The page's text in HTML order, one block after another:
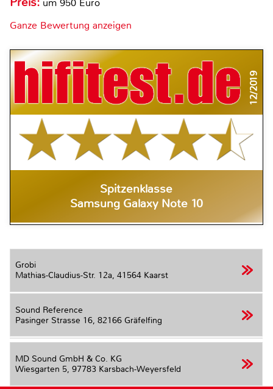
um 950 Euro
Ganze Bewertung anzeigen
12/2019
Spitzenklasse
Samsung Galaxy Note 10
Grobi
Mathias-Claudius-Str. 12a, 41564 Kaarst
Sound Reference
Pasinger Strasse 16, 82166 Gräfelfing
MD Sound GmbH & Co. KG
Wiesgarten 5, 97783 Karsbach-Weyersfeld